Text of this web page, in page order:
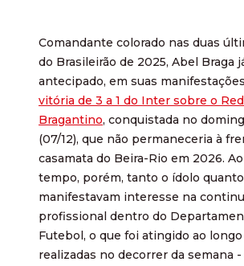
Comandante colorado nas duas
do Brasileirão de 2025, Abel Braga
antecipado, em suas
vitória de 3 a 1 do Inter sobre o
Bragantino, conquistada no
(07/12), que não permaneceria à
casamata do Beira-Rio em 2026.
tempo, porém, tanto o ídolo
manifestavam interesse na
profissional dentro do
Futebol, o que foi atingido ao
realizadas no decorrer da semana -